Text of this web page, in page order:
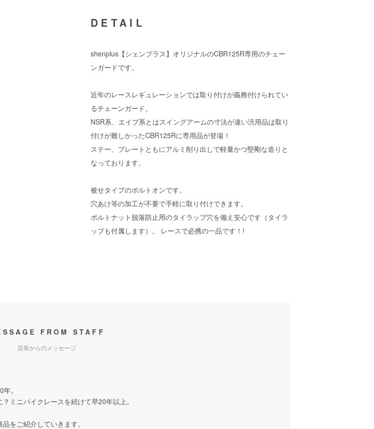
DETAIL
shenplus【シェンプラス】オリジナルのCBR125R専用のチェー
ンガードです。
近年のレースレギュレーションでは取り付けが義務付けられてい
るチェーンガード。
NSR系、エイプ系とはスイングアームの寸法が違い汎用品は取り
付けが難しかったCBR125Rに専用品が登場！
ステー、プレートともにアルミ削り出しで軽量かつ堅剛な造りと
なっております。
被せタイプのボルトオンです。
穴あけ等の加工が不要で手軽に取り付けできます。
ボルトナット脱落防止用のタイラップ穴を備え安心です（タイラ
ップも付属します）。 レースで必携の一品です！!
FROM STAFF
店長からのメッセージ
。
ミニバイクレースを続けて早20年以上。
をご紹介していきます。